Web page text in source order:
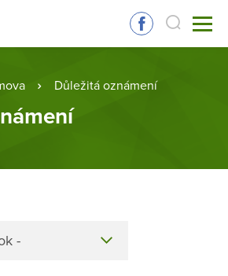
Důležitá oznámení
-